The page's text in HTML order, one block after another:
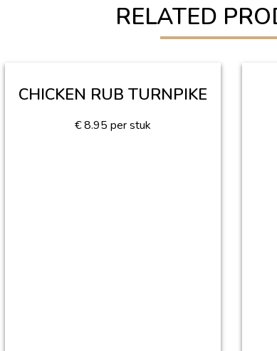
RELATED
CHICKEN RUB TURNPIKE
€8.95 per stuk